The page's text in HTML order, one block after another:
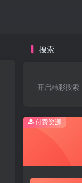
搜索
开启精彩搜索
付费资源
开启精彩搜索